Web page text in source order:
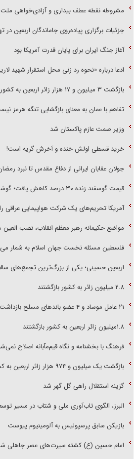
مشروطه نقطه عطف بیداری و آزادی‌خواهی ملت
جزئیات برگزاری پیاده‌روی جاماندگان اربعین در
آغاز جنگ ایران برای پایان قدرت آمریکا بود
ادعا درباره «نحوه رد زنی محل استقرار شهید
بازگشت ۳ میلیون و ۱۷ هزار زائر اربعین به کشور
تفاهم با عمان به معنای بازگشایی تنگه هرمز
وزیر صمت عازم پاکستان شد
خرید قسطی اولش خنده و آخرش گریه است!
جولان عقابان ایرانی از دفاع مقدس تا نبرد
قیمت گوسفند زنده ۳۰ درصد کاهش یافت؛ گوشت ارزان نشد
آمریکا تحریم‌های یک شرکت هواپیمایی عراقی
مواضع حکیمانه رهبر معظم انقلاب، نصب
فلسطین مسئله نخست جهان اسلام به شمار
اربعین حسینی؛ یکی از بزرگ‌ترین تجمع‌های
۲.۸ میلیون زائر به کشور بازگشتند
۲۱ عامل موساد و ۴ عضو باند‌های مسلح بازداشت شدند
۱.۸میلیون زائر اربعین به کشور بازگشتند
فرهنگ با بخشنامه و نگاه قیم‌مآبانه اصلاح
بازگشت یک میلیون و ۹۷۴ هزار زائر اربعین به کشور
گزینه استقلال راهی گل گهر شد
البرز، الگوی تاب‌آوری ملی و شتاب در مسیر
بازیکن سابق پرسپولیس به آلومینیوم پیوست
امام حسین (ع) کشته سیرت‌های عصر جاهلی